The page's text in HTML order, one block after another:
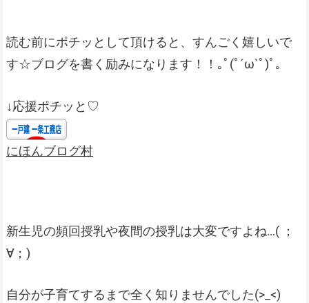
読む前にポチッとして頂けると、すんごく嬉しいで
す☆ブログを書く励みになります！！｡ﾟ(ﾟ´ω`ﾟ)ﾟ｡
↓応援ポチッと♡
にほんブログ村
新生児の頻回授乳や夜間の授乳は大変ですよね…( ；
∀；)
自分が子育てするまで全く知りませんでした(>_<)